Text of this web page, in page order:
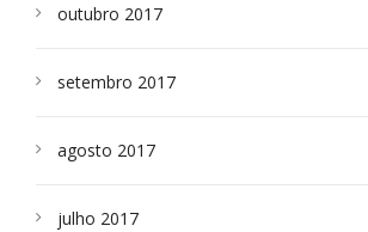
outubro 2017
setembro 2017
agosto 2017
julho 2017